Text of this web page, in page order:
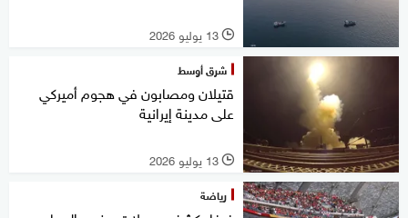
l 13 يوليو 2026
شرق أوسط
قتيلان ومصابون في هجوم أميركي
على مدينة إيرانية
l 13 يوليو 2026
رياضة